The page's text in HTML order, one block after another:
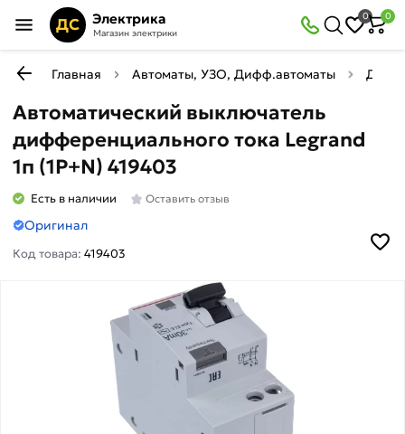
ДС Электрика
Магазин электрики
0 0
Главная Автоматы, УЗО, Дифф.автоматы
Автоматический выключатель
дифференциального тока Legrand
1п (1P+N) 419403
Есть в наличии Оставить отзыв
Оригинал
Код товара:419403